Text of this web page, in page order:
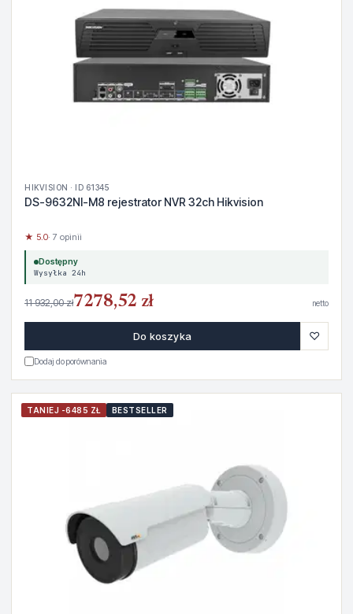
HIKVISION · ID 61345
DS-9632NI-M8 rejestrator NVR 32ch Hikvision
★ 5.0· 7 opinii
Dostępny
Wysyłka 24h
11 932,00 zł7278,52 zł netto
Do koszyka ♡
Dodaj do porównania
TANIEJ -6485 ZŁ BESTSELLER